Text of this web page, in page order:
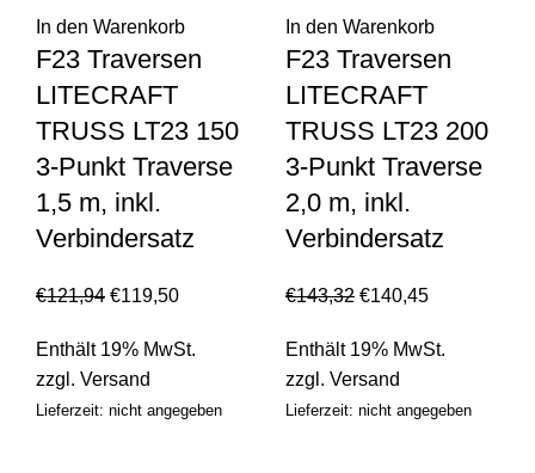
In den Warenkorb
F23 Traversen
LITECRAFT
TRUSS LT23 150
3-Punkt Traverse
1,5 m, inkl.
Verbindersatz
€121,94 €119,50
Enthält 19% MwSt.
zzgl. Versand
Lieferzeit: nicht angegeben
In den Warenkorb
F23 Traversen
LITECRAFT
TRUSS LT23 200
3-Punkt Traverse
2,0 m, inkl.
Verbindersatz
€143,32 €140,45
Enthält 19% MwSt.
zzgl. Versand
Lieferzeit: nicht angegeben